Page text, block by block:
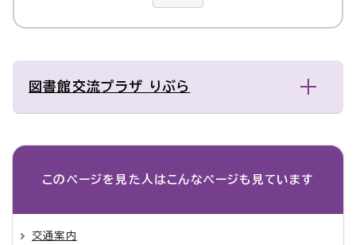
図書館交流プラザ りぶら
このページを見た人は こんなページも見ています
交通案内